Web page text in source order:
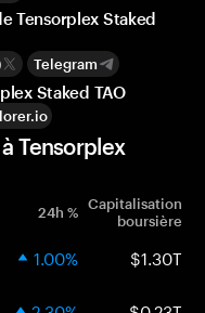
Tensorplex Staked
Telegram
Staked TAO
Tensorplex
24h % Capitalisation
boursière
1.00% $1.30T